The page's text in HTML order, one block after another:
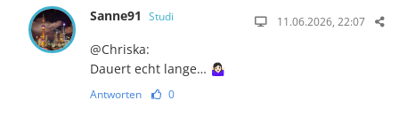
Sanne91 Studi 11.06.2026, 22:07
@Chriska:
Dauert echt lange… 🤷🏻‍♀️
Antworten 0